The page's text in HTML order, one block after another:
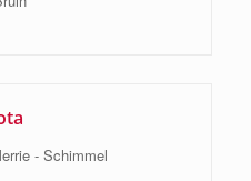
- Schimmel